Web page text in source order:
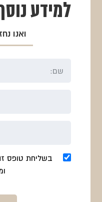
למידע
ואנו
בשליחת טופס